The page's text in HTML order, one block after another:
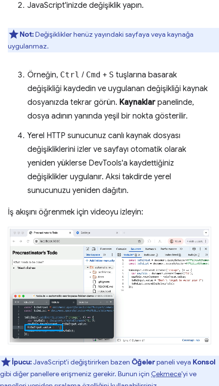
JavaScript'inizde değişiklik yapın.
Not:Değişiklikler henüz yayındaki sayfaya veya kaynağa
uygulanmaz.
Örneğin, Ctrl / Cmd + S tuşlarına basarak
değişikliği kaydedin ve uygulanan değişikliği kaynak
dosyanızda tekrar görün. Kaynaklar panelinde,
dosya adının yanında yeşil bir nokta gösterilir.
Yerel HTTP sunucunuz canlı kaynak dosyası
değişikliklerini izler ve sayfayı otomatik olarak
yeniden yüklerse DevTools'a kaydettiğiniz
değişiklikler uygulanır. Aksi takdirde yerel
sunucunuzu yeniden dağıtın.
İş akışını öğrenmek için videoyu izleyin:
İpucu:JavaScript'i değiştirirken bazen Öğelerpaneli veya Konsol
gibi diğer panellere erişmeniz gerekir. Bunun için Çekmece'yi ve